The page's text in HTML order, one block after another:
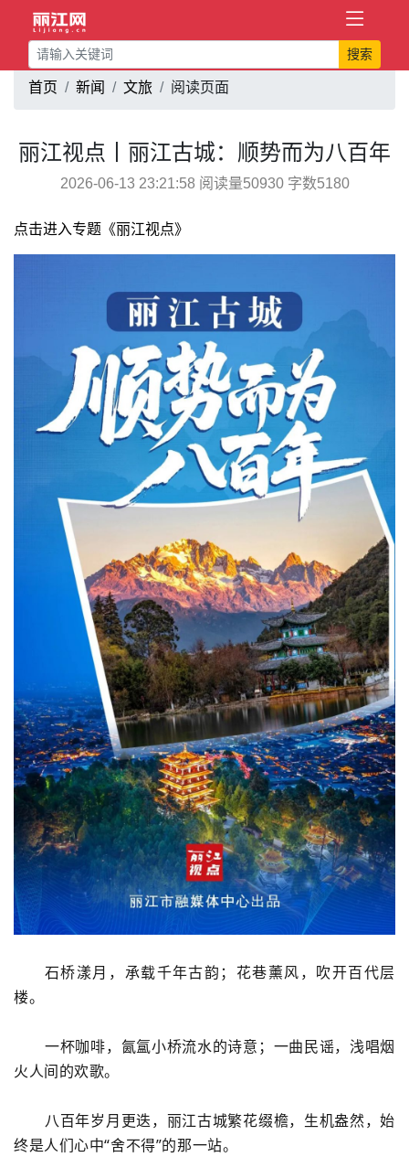
搜索
首页 新闻 文旅 阅读页面
丽江视点丨丽江古城：顺势而为八百年
2026-06-13 23:21:58 阅读量50930 字数5180
点击进入专题《丽江视点》
石桥漾月 ， 承载千年古韵； 花巷薰风，吹开百代层
楼。
一杯咖啡，氤氲小桥流水的诗意；一曲民谣，浅唱烟
火人间的欢歌。
八百年岁月更迭，丽江古城繁花缀檐， 生机盎然，始
终是人们心中“舍不得”的那一站。